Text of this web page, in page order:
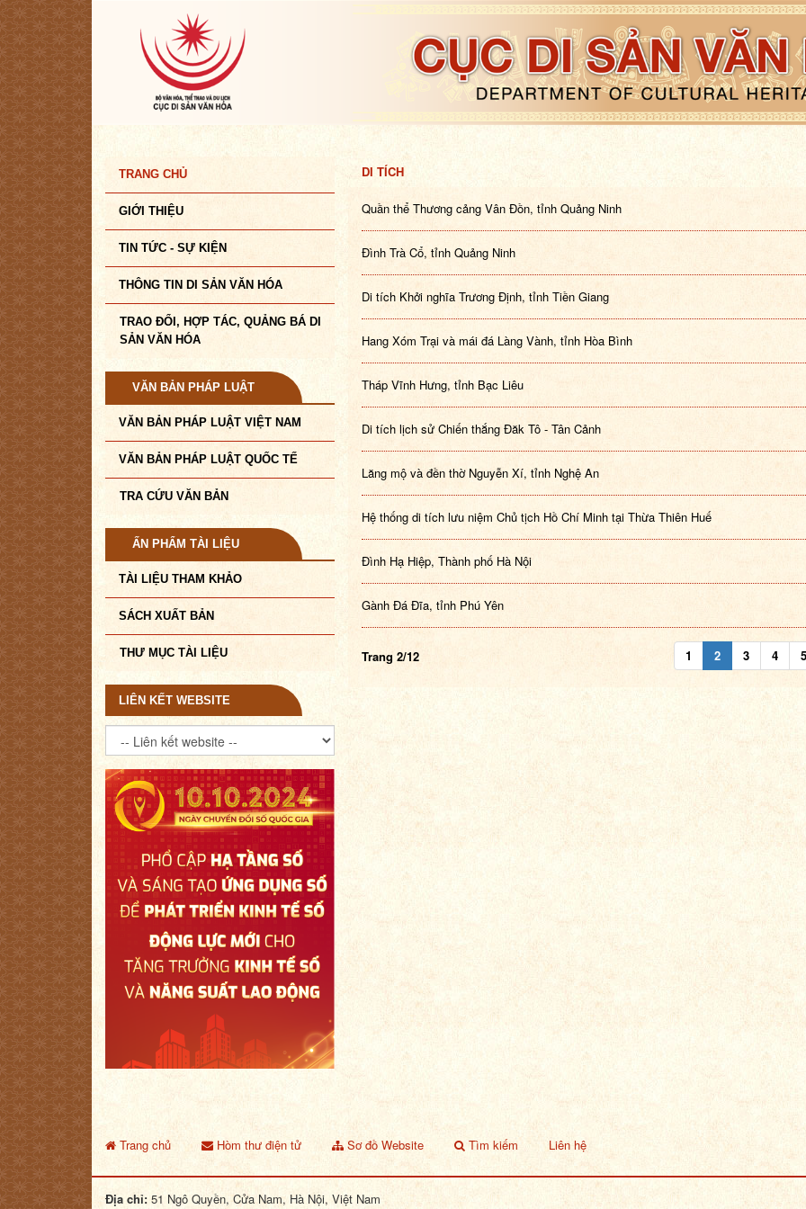
TRANG CHỦ
GIỚI THIỆU
TIN TỨC - SỰ KIỆN
THÔNG TIN DI SẢN VĂN HÓA
TRAO ĐỔI, HỢP TÁC, QUẢNG BÁ DI
SẢN VĂN HÓA
VĂN BẢN PHÁP LUẬT
VĂN BẢN PHÁP LUẬT VIỆT NAM
VĂN BẢN PHÁP LUẬT QUỐC TẾ
TRA CỨU VĂN BẢN
ẤN PHẨM TÀI LIỆU
TÀI LIỆU THAM KHẢO
SÁCH XUẤT BẢN
THƯ MỤC TÀI LIỆU
LIÊN KẾT WEBSITE
DI TÍCH
Quần thể Thương cảng Vân Đồn, tỉnh Quảng Ninh
Đình Trà Cổ, tỉnh Quảng Ninh
Di tích Khởi nghĩa Trương Định, tỉnh Tiền Giang
Hang Xóm Trại và mái đá Làng Vành, tỉnh Hòa Bình
Tháp Vĩnh Hưng, tỉnh Bạc Liêu
Di tích lịch sử Chiến thắng Đăk Tô - Tân Cảnh
Lăng mộ và đền thờ Nguyễn Xí, tỉnh Nghệ An
Hệ thống di tích lưu niệm Chủ tịch Hồ Chí Minh tại Thừa Thiên Huế
Đình Hạ Hiệp, Thành phố Hà Nội
Gành Đá Đĩa, tỉnh Phú Yên
Trang 2/12 1 2 3 4 5
Trang chủ Hòm thư điện tử Sơ đồ Website Tìm kiếm Liên hệ
Địa chỉ: 51 Ngô Quyền, Cửa Nam, Hà Nội, Việt Nam